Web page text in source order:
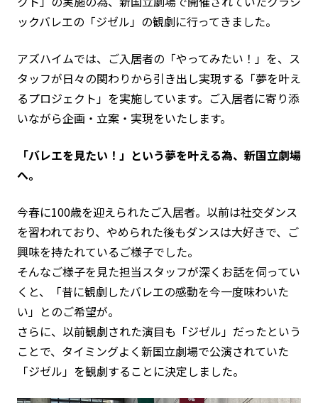
ックバレエの「ジゼル」の観劇に行ってきました。
アズハイムでは、ご入居者の「やってみたい！」を、ス
タッフが日々の関わりから引き出し実現する「夢を叶え
るプロジェクト」を実施しています。ご入居者に寄り添
いながら企画・立案・実現をいたします。
「バレエを見たい！」という夢を叶える為、新国立劇場
へ。
今春に100歳を迎えられたご入居者。以前は社交ダンス
を習われており、やめられた後もダンスは大好きで、ご
興味を持たれているご様子でした。
そんなご様子を見た担当スタッフが深くお話を伺ってい
くと、「昔に観劇したバレエの感動を今一度味わいた
い」とのご希望が。
さらに、以前観劇された演目も「ジゼル」だったという
ことで、タイミングよく新国立劇場で公演されていた
「ジゼル」を観劇することに決定しました。